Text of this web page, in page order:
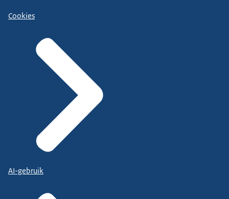
Cookies
AI-gebruik